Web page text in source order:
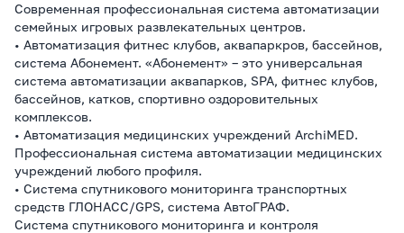
Современная профессиональная система автоматизации
семейных игровых развлекательных центров.
• Автоматизация фитнес клубов, аквапаркров, бассейнов,
система Абонемент. «Абонемент» – это универсальная
система автоматизации аквапарков, SPA, фитнес клубов,
бассейнов, катков, спортивно оздоровительных
комплексов.
• Автоматизация медицинских учреждений ArchiMED.
Профессиональная система автоматизации медицинских
учреждений любого профиля.
• Система спутникового мониторинга транспортных
средств ГЛОНАСС/GPS, система АвтоГРАФ.
Система спутникового мониторинга и контроля